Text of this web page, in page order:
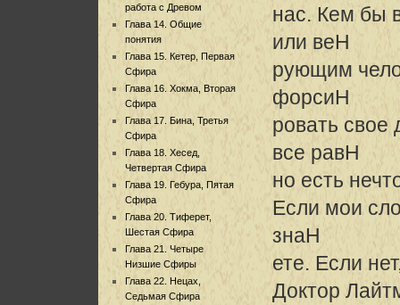
работа с Древом
Глава 14. Общие
понятия
Глава 15. Кетер, Первая
Сфира
Глава 16. Хокма, Вторая
Сфира
Глава 17. Бина, Третья
Сфира
Глава 18. Хесед,
Четвертая Сфира
Глава 19. Гебура, Пятая
Сфира
Глава 20. Тиферет,
Шестая Сфира
Глава 21. Четыре
Низшие Сфиры
Глава 22. Нецах,
Седьмая Сфира
нас. Кем бы
или веH
рующим
форсиH
ровать свое
все равH
но есть
Если мои
знаH
ете. Если
Доктор